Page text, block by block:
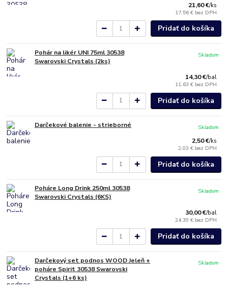
21,60 €/ks
17,56 € bez DPH
Pridať do košíka
Pohár na likér UNI 75ml 30538
Swarovski Crystals (2ks)
14,30 €/bal
11,63 € bez DPH
Skladom
Pridať do košíka
Darčekové balenie - strieborné
2,50 €/ks
2,03 € bez DPH
Skladom
Pridať do košíka
Poháre Long Drink 250ml 30538
Swarovski Crystals (6KS)
30,00 €/bal
24,39 € bez DPH
Skladom
Pridať do košíka
Darčekový set podnos WOOD Jeleň +
poháre Spirit 30538 Swarovski
Crystals (1+6 ks)
Skladom